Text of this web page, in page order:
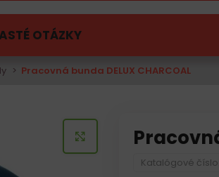
OTÁZKY
Pracovná bunda DELUX CHARCOAL
KLIKNITE PRE ZVÄČŠENIE
Katalógové číslo: